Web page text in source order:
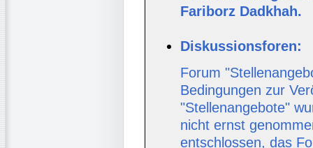
Fariborz Dadkhah.
Diskussionsforen:
Forum
Bedingungen zur
"Stellenangebote"
nicht ernst
entschlossen, das